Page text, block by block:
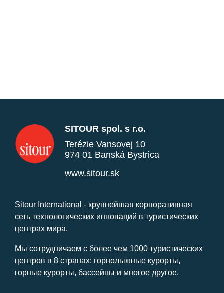
SITOUR spol. s r.o.
Terézie Vansovej 10
974 01 Banská Bystrica
www.sitour.sk
Sitour International - крупнейшая корпоративная
сеть технологических инноваций в туристических
центрах мира.
Мы сотрудничаем с более чем 1000 туристических
центров в 8 странах: горнолыжные курорты,
горные курорты, бассейны и многое другое.